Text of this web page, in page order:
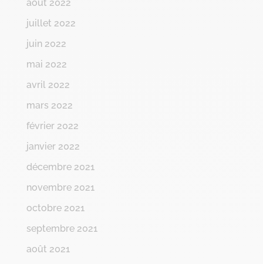
août 2022
juillet 2022
juin 2022
mai 2022
avril 2022
mars 2022
février 2022
janvier 2022
décembre 2021
novembre 2021
octobre 2021
septembre 2021
août 2021